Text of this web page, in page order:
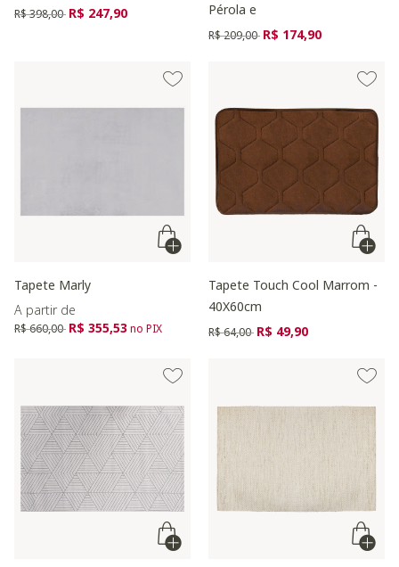
Preço reduzido de
R$ 398,00 para
R$ 247,90
Pérola e
Preço reduzido de
R$ 209,00 para
R$ 174,90
Tapete Marly
A partir de
Preço reduzido de
R$ 660,00 para
R$ 355,53no PIX
Tapete Touch Cool Marrom -
40X60cm
Preço reduzido de
R$ 64,00 para
R$ 49,90